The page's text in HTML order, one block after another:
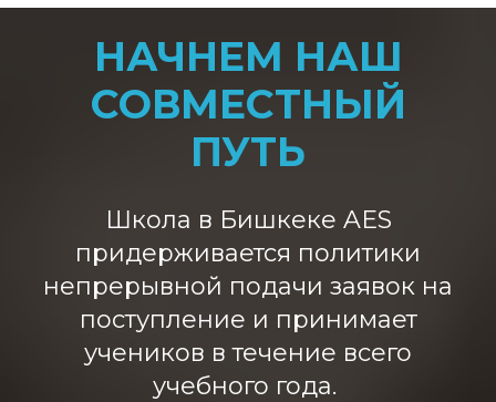
НАЧНЕМ НАШ
СОВМЕСТНЫЙ
ПУТЬ
Школа в Бишкеке AES
придерживается политики
непрерывной подачи заявок на
поступление и принимает
учеников в течение всего
учебного года.